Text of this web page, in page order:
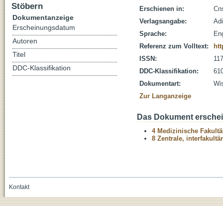
Erschienen in:
Verlagsangabe:
Sprache:
Referenz zum Volltext:
ISSN:
DDC-Klassifikation:
Dokumentart:
Zur Langanzeige
Das Dokument
4 Medizinische
8 Zentrale,
Stöbern
Dokumentanzeige
Erscheinungsdatum
Autoren
Titel
DDC-Klassifikation
Kontakt